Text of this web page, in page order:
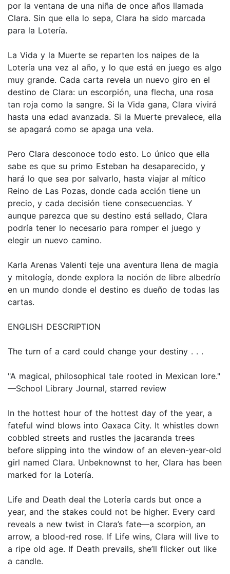
por la ventana de una niña de once años llamada
Clara. Sin que ella lo sepa, Clara ha sido marcada
para la Lotería.
La Vida y la Muerte se reparten los naipes de la
Lotería una vez al año, y lo que está en juego es algo
muy grande. Cada carta revela un nuevo giro en el
destino de Clara: un escorpión, una flecha, una rosa
tan roja como la sangre. Si la Vida gana, Clara vivirá
hasta una edad avanzada. Si la Muerte prevalece, ella
se apagará como se apaga una vela.
Pero Clara desconoce todo esto. Lo único que ella
sabe es que su primo Esteban ha desaparecido, y
hará lo que sea por salvarlo, hasta viajar al mítico
Reino de Las Pozas, donde cada acción tiene un
precio, y cada decisión tiene consecuencias. Y
aunque parezca que su destino está sellado, Clara
podría tener lo necesario para romper el juego y
elegir un nuevo camino.
Karla Arenas Valenti teje una aventura llena de magia
y mitología, donde explora la noción de libre albedrío
en un mundo donde el destino es dueño de todas las
cartas.
ENGLISH DESCRIPTION
The turn of a card could change your destiny . . .
"A magical, philosophical tale rooted in Mexican lore."
—School Library Journal, starred review
In the hottest hour of the hottest day of the year, a
fateful wind blows into Oaxaca City. It whistles down
cobbled streets and rustles the jacaranda trees
before slipping into the window of an eleven-year-old
girl named Clara. Unbeknownst to her, Clara has been
marked for la Lotería.
Life and Death deal the Lotería cards but once a
year, and the stakes could not be higher. Every card
reveals a new twist in Clara’s fate—a scorpion, an
arrow, a blood-red rose. If Life wins, Clara will live to
a ripe old age. If Death prevails, she’ll flicker out like
a candle.